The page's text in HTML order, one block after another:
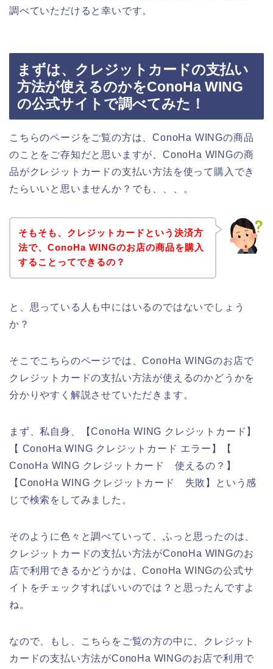
調べていただけると幸いです。
まずは、クレジットカードの支払い
方法が使えるのかをConoHa WING
の公式サイトで調べてみた！
こちらのページをご覧の方は、ConoHa WINGの商品
のことをご存知だと思いますが、ConoHa WINGの商
品がクレジットカードの支払い方法を使って購入でき
たらいいと思いませんか？でも、、、。
そもそも、クレジットカードという決済方
法で、ConoHa WINGのお店の商品を購入
することってできるの？
と、思っている人も中にはいるのではないでしょう
か？
そこでこちらのページでは、ConoHa WINGのお店で
クレジットカードの支払い方法が使えるのかどうかを
分かりやすく解説させていただきます。
まず、私自身、【ConoHa WING クレジットカード】
【 ConoHa WING クレジットカード エラー】【
ConoHa WING クレジットカード 使えるの？】
【ConoHa WING クレジットカード 失敗】という感
じで検索をしてみました。
そのように色々と調べていって、ふっと思ったのは、
クレジットカードの支払い方法がConoHa WINGのお
店で利用できるかどうかは、ConoHa WINGの公式サ
イトをチェックすればいいのでは？と思ったんですよ
ね。
なので、もし、こちらをご覧の方の中に、クレジット
カードの支払い方法がConoHa WINGのお店で利用で